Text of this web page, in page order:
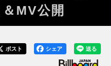
MV公開
送る
シェア
ポスト